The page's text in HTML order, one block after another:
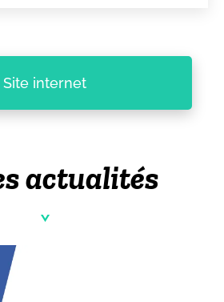
Site internet
actualités